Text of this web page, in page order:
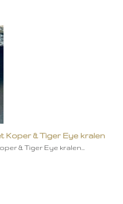
Koper & Tiger Eye kralen
& Tiger Eye kralen…